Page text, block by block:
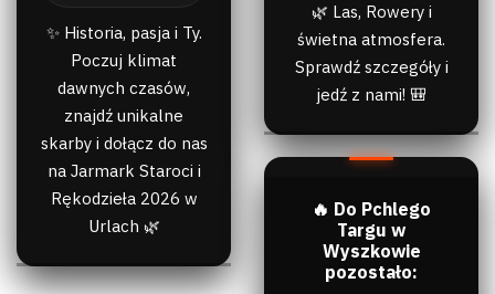
✨ Historia, pasja i Ty.
Poczuj klimat
dawnych czasów,
znajdź unikalne
skarby i dołącz do nas
na Jarmark Staroci i
Rękodzieła 2026 w
Urlach 🌿
🌿 Las, Rowery i
świetna atmosfera.
Sprawdź szczegóły i
jedź z nami! 🎒
🔥 Do Pchlego
Targu w
Wyszkowie
pozostało: